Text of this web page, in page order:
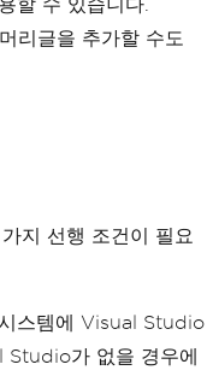
할 수 있습니다.
리글을 추가할 수도
지 선행 조건이 필요
스템에 Visual Studio
Studio가 없을 경우에